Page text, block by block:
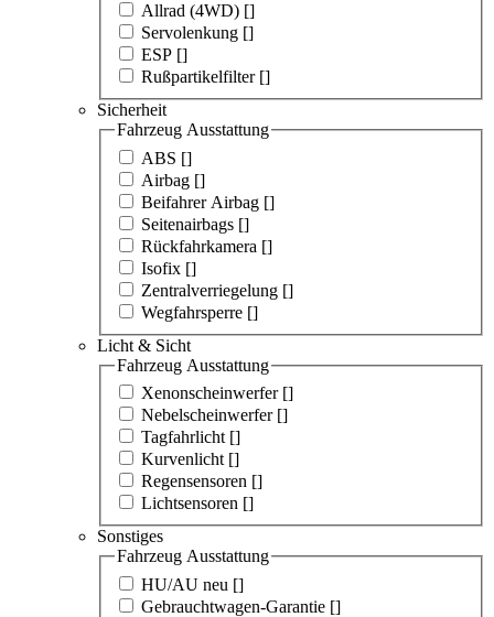
Allrad (4WD) []
Servolenkung []
ESP []
Rußpartikelfilter []
Sicherheit
Fahrzeug Ausstattung
ABS []
Airbag []
Beifahrer Airbag []
Seitenairbags []
Rückfahrkamera []
Isofix []
Zentralverriegelung []
Wegfahrsperre []
Licht & Sicht
Fahrzeug Ausstattung
Xenonscheinwerfer []
Nebelscheinwerfer []
Tagfahrlicht []
Kurvenlicht []
Regensensoren []
Lichtsensoren []
Sonstiges
Fahrzeug Ausstattung
HU/AU neu []
Gebrauchtwagen-Garantie []